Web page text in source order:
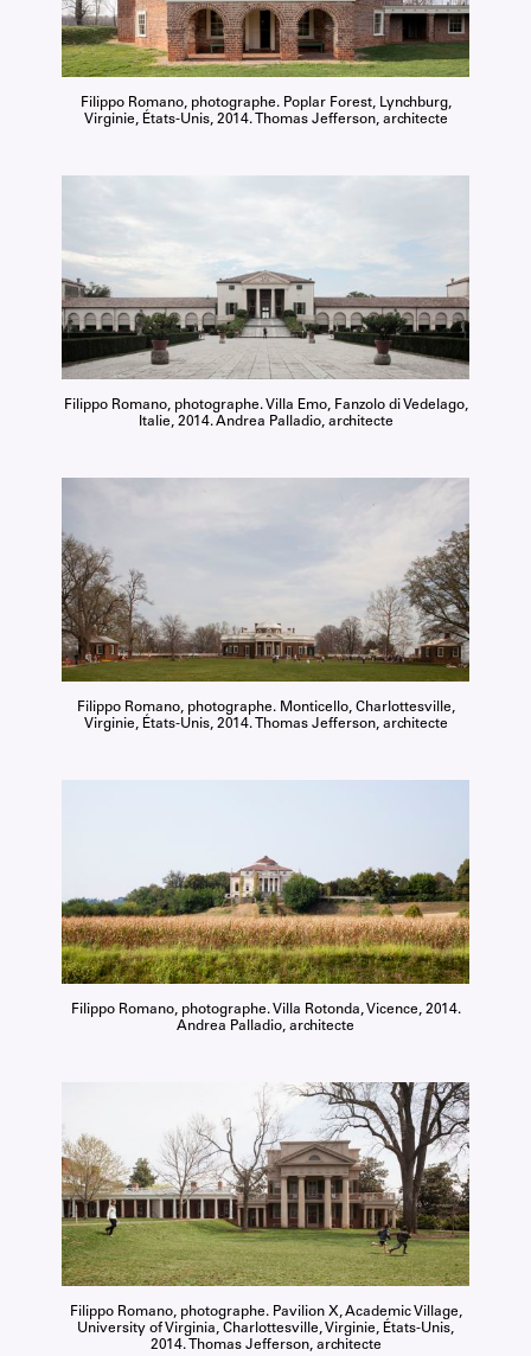
Filippo Romano, photographe. Poplar Forest, Lynchburg,
Virginie, États-Unis, 2014. Thomas Jefferson, architecte
Filippo Romano, photographe. Villa Emo, Fanzolo di Vedelago,
Italie, 2014. Andrea Palladio, architecte
Filippo Romano, photographe. Monticello, Charlottesville,
Virginie, États-Unis, 2014. Thomas Jefferson, architecte
Filippo Romano, photographe. Villa Rotonda, Vicence, 2014.
Andrea Palladio, architecte
Filippo Romano, photographe. Pavilion X, Academic Village,
University of Virginia, Charlottesville, Virginie, États-Unis,
2014. Thomas Jefferson, architecte